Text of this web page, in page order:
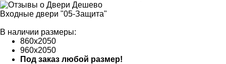
Входные двери "05-Защита"
В наличии размеры:
860х2050
960х2050
Под заказ любой размер!